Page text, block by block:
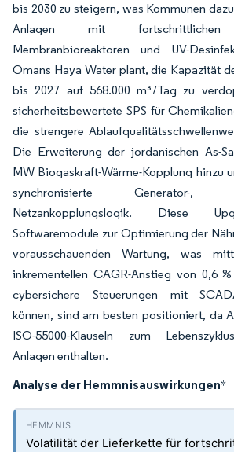
bis 2030 zu steigern, was Kommunen
Anlagen mit fortschrittlichen
Membranbioreaktoren und UV-
Omans Haya Water plant, die Kapazität
bis 2027 auf 568.000 m³/Tag zu
sicherheitsbewertete SPS für
die strengere
Die Erweiterung der jordanischen As-
MW Biogaskraft-Wärme-Kopplung hinzu
synchronisierte Generator-
Netzankopplungslogik. Diese
Softwaremodule zur Optimierung der
vorausschauenden Wartung, was
inkrementellen CAGR-Anstieg von 0,6
cybersichere Steuerungen mit
können, sind am besten positioniert, da
ISO-55000-Klauseln zum
Anlagen enthalten.
Analyse der Hemmnisauswirkungen*
Volatilität der Lieferkette für